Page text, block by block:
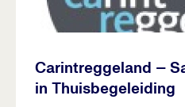
Carintreggeland –
in Thuisbegeleiding